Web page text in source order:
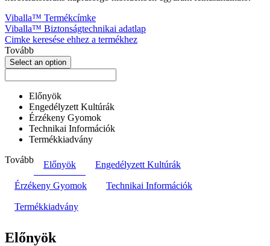
Viballa™ Termékcímke
Viballa™ Biztonságtechnikai adatlap
Cimke keresése ehhez a termékhez
Tovább
Select an option
Előnyök
Engedélyzett Kultúrák
Érzékeny Gyomok
Technikai Információk
Termékkiadvány
Tovább
Előnyök Engedélyzett Kultúrák
Érzékeny Gyomok Technikai Információk
Termékkiadvány
Előnyök